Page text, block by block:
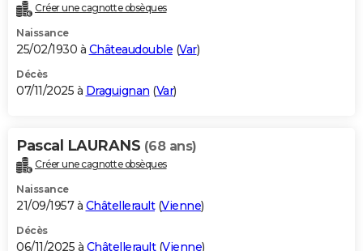
Créer une cagnotte obsèques
Naissance
25/02/1930 à Châteaudouble (Var)
Décès
07/11/2025 à Draguignan (Var)
Pascal LAURANS (68 ans)
Créer une cagnotte obsèques
Naissance
21/09/1957 à Châtellerault(Vienne)
Décès
06/11/2025 à Châtellerault(Vienne)